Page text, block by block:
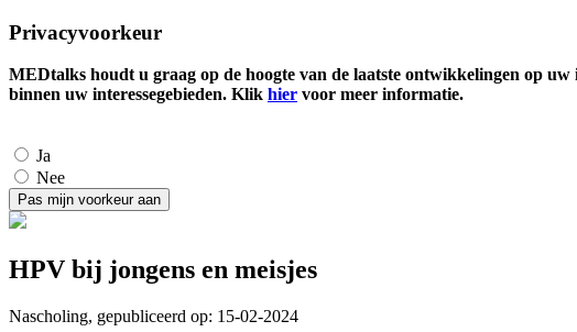
Privacyvoorkeur
MEDtalks houdt u graag op de hoogte van de laatste ontwikkelingen op
binnen uw interessegebieden. Klik hier voor meer informatie.
Ja
Nee
HPV bij jongens en meisjes
Nascholing, gepubliceerd op: 15-02-2024